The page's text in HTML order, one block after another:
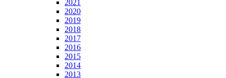
2021
2020
2019
2018
2017
2016
2015
2014
2013